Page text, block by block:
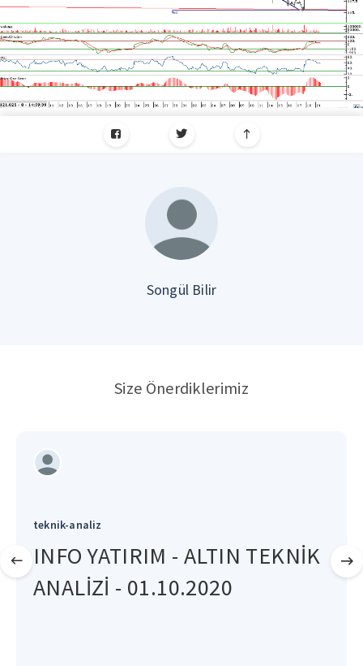
Songül Bilir
Size Önerdiklerimiz
teknik-analiz
INFO YATIRIM - ALTIN TEKNİK
ANALİZİ - 01.10.2020